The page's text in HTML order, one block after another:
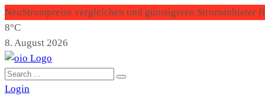
NeuStrompreise vergleichen und günstigeren Stromanbieter
8°C
8. August 2026
Login